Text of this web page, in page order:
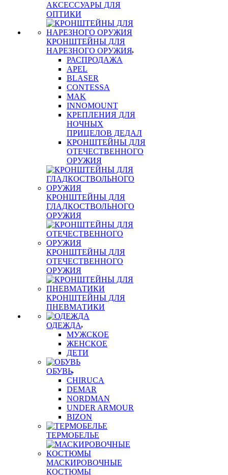
АКСЕССУАРЫ ДЛЯ
ОПТИКИ
КРОНШТЕЙНЫ ДЛЯ
НАРЕЗНОГО ОРУЖИЯ
РАСПРОДАЖА
APEL
BLASER
CONTESSA
MAK
INNOMOUNT
КРЕПЛЕНИЯ ДЛЯ
НОЧНЫХ
ПРИЦЕЛОВ ДЕДАЛ
КРОНШТЕЙНЫ ДЛЯ
ОТЕЧЕСТВЕННОГО
ОРУЖИЯ
КРОНШТЕЙНЫ ДЛЯ
ГЛАДКОСТВОЛЬНОГО
ОРУЖИЯ
КРОНШТЕЙНЫ ДЛЯ
ОТЕЧЕСТВЕННОГО
ОРУЖИЯ
КРОНШТЕЙНЫ ДЛЯ
ПНЕВМАТИКИ
ОДЕЖДА
МУЖСКОЕ
ЖЕНСКОЕ
ДЕТИ
ОБУВЬ
CHIRUCA
DEMAR
NORDMAN
UNDER ARMOUR
BIZON
ТЕРМОБЕЛЬЕ
МАСКИРОВОЧНЫЕ
КОСТЮМЫ